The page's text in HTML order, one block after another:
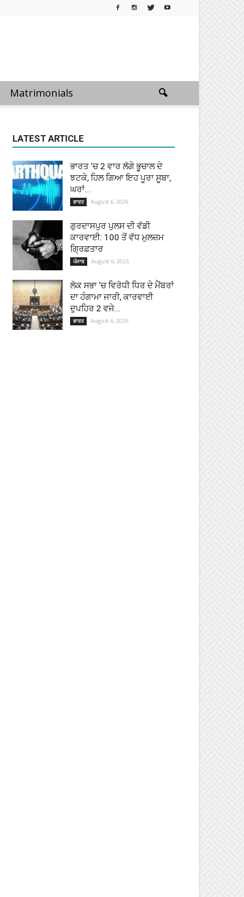
Matrimonials
LATEST ARTICLE
ਭਾਰਤ ‘ਚ 2 ਵਾਰ ਲੱਗੇ ਭੂਚਾਲ ਦੇ
ਝਟਕੇ, ਹਿਲ ਗਿਆ ਇਹ ਪੂਰਾ ਸੂਬਾ,
ਘਰਾਂ...
ਭਾਰਤ August 6, 2026
ਗੁਰਦਾਸਪੁਰ ਪੁਲਸ ਦੀ ਵੱਡੀ
ਕਾਰਵਾਈ: 100 ਤੋਂ ਵੱਧ ਮੁਲਜ਼ਮ
ਗ੍ਰਿਫ਼ਤਾਰ
ਪੰਜਾਬ August 6, 2026
ਲੋਕ ਸਭਾ ‘ਚ ਵਿਰੋਧੀ ਧਿਰ ਦੇ ਮੈਂਬਰਾਂ
ਦਾ ਹੰਗਾਮਾ ਜਾਰੀ, ਕਾਰਵਾਈ
ਦੁਪਹਿਰ 2 ਵਜੇ...
ਭਾਰਤ August 6, 2026